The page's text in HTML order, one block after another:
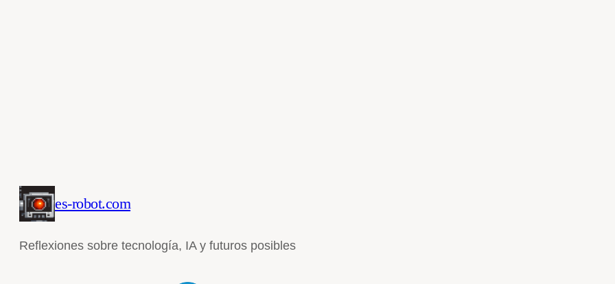
es-robot.com
Reflexiones sobre tecnología, IA y futuros posibles